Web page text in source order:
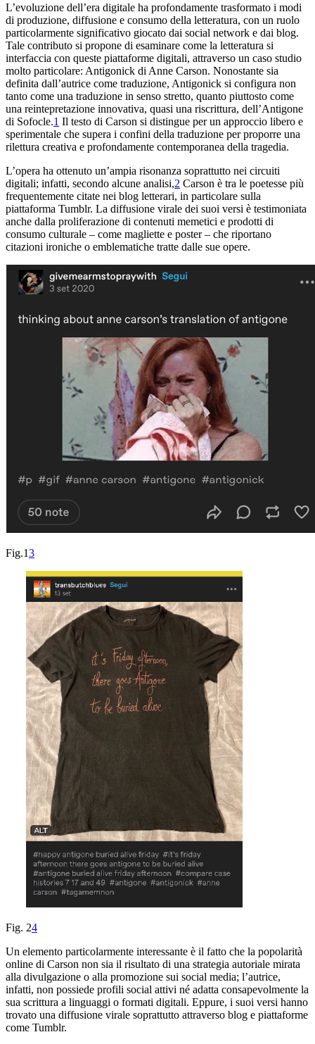
L’evoluzione dell’era digitale ha profondamente trasformato i modi
di produzione, diffusione e consumo della letteratura, con un ruolo
particolarmente significativo giocato dai social network e dai blog.
Tale contributo si propone di esaminare come la letteratura si
interfaccia con queste piattaforme digitali, attraverso un caso studio
molto particolare: Antigonick di Anne Carson. Nonostante sia
definita dall’autrice come traduzione, Antigonick si configura non
tanto come una traduzione in senso stretto, quanto piuttosto come
una reintepretazione innovativa, quasi una riscrittura, dell’Antigone
di Sofocle.1 Il testo di Carson si distingue per un approccio libero e
sperimentale che supera i confini della traduzione per proporre una
rilettura creativa e profondamente contemporanea della tragedia.
L’opera ha ottenuto un’ampia risonanza soprattutto nei circuiti
digitali; infatti, secondo alcune analisi,2 Carson è tra le poetesse più
frequentemente citate nei blog letterari, in particolare sulla
piattaforma Tumblr. La diffusione virale dei suoi versi è testimoniata
anche dalla proliferazione di contenuti memetici e prodotti di
consumo culturale – come magliette e poster – che riportano
citazioni ironiche o emblematiche tratte dalle sue opere.
Fig.13
Fig. 24
Un elemento particolarmente interessante è il fatto che la popolarità
online di Carson non sia il risultato di una strategia autoriale mirata
alla divulgazione o alla promozione sui social media; l’autrice,
infatti, non possiede profili social attivi né adatta consapevolmente la
sua scrittura a linguaggi o formati digitali. Eppure, i suoi versi hanno
trovato una diffusione virale soprattutto attraverso blog e piattaforme
come Tumblr.